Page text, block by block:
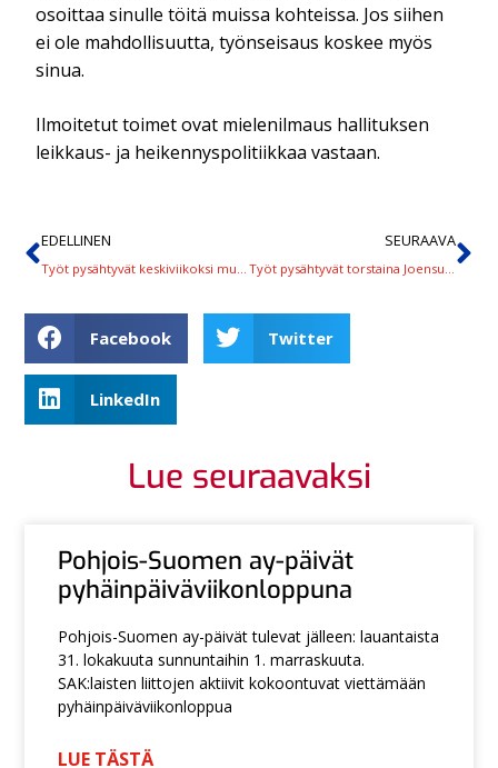
osoittaa sinulle töitä muissa kohteissa. Jos siihen
ei ole mahdollisuutta, työnseisaus koskee myös
sinua.
Ilmoitetut toimet ovat mielenilmaus hallituksen
leikkaus- ja heikennyspolitiikkaa vastaan.
EDELLINEN SEURAAVA
Facebook Twitter
LinkedIn
Lue seuraavaksi
Pohjois-Suomen ay-päivät
pyhäinpäiväviikonloppuna
Pohjois-Suomen ay-päivät tulevat jälleen: lauantaista
31. lokakuuta sunnuntaihin 1. marraskuuta.
SAK:laisten liittojen aktiivit kokoontuvat viettämään
pyhäinpäiväviikonloppua
LUE TÄSTÄ